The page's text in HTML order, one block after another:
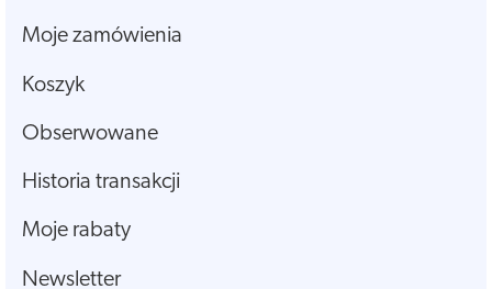
Moje zamówienia
Koszyk
Obserwowane
Historia transakcji
Moje rabaty
Newsletter